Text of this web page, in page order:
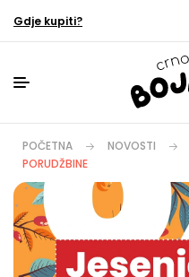
Gdje kupiti?
POČETNA NOVOSTI
PORUDŽBINE